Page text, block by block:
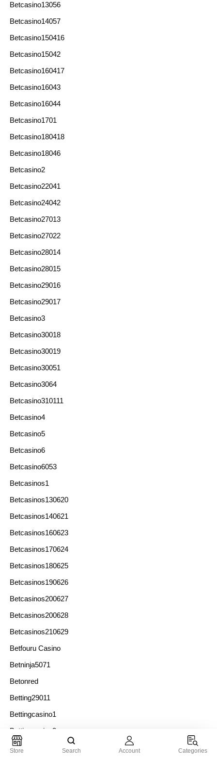
Betcasino13056
Betcasino14057
Betcasino150416
Betcasino15042
Betcasino160417
Betcasino16043
Betcasino16044
Betcasino1701
Betcasino180418
Betcasino18046
Betcasino2
Betcasino22041
Betcasino24042
Betcasino27013
Betcasino27022
Betcasino28014
Betcasino28015
Betcasino29016
Betcasino29017
Betcasino3
Betcasino30018
Betcasino30019
Betcasino30051
Betcasino3064
Betcasino310111
Betcasino4
Betcasino5
Betcasino6
Betcasino6053
Betcasinos1
Betcasinos130620
Betcasinos140621
Betcasinos160623
Betcasinos170624
Betcasinos180625
Betcasinos190626
Betcasinos200627
Betcasinos200628
Betcasinos210629
Betfouru Casino
Betninja5071
Betonred
Betting29011
Bettingcasino1
Bettingcasino3
Bettingcasino4
Store Search Account Categories